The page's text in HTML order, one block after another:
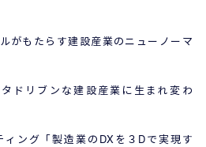
がもたらす建設産業のニューノーマ
ドリブンな建設産業に生まれ変わ
ング「製造業のDXを３Dで実現す